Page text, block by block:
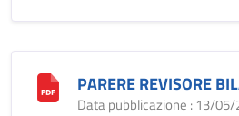
PARERE REVISORE
Data pubblicazione : 13/